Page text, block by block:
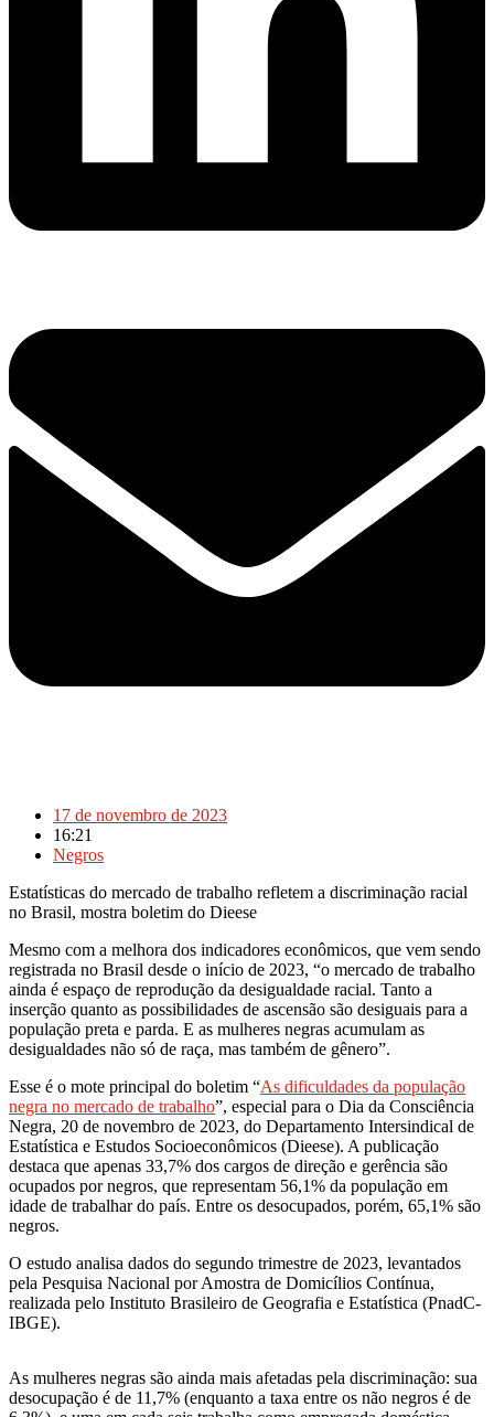
17 de novembro de 2023
16:21
Negros
Estatísticas do mercado de trabalho refletem a discriminação racial
no Brasil, mostra boletim do Dieese
Mesmo com a melhora dos indicadores econômicos, que vem sendo
registrada no Brasil desde o início de 2023, “o mercado de trabalho
ainda é espaço de reprodução da desigualdade racial. Tanto a
inserção quanto as possibilidades de ascensão são desiguais para a
população preta e parda. E as mulheres negras acumulam as
desigualdades não só de raça, mas também de gênero”.
Esse é o mote principal do boletim “As dificuldades da população
negra no mercado de trabalho”, especial para o Dia da Consciência
Negra, 20 de novembro de 2023, do Departamento Intersindical de
Estatística e Estudos Socioeconômicos (Dieese). A publicação
destaca que apenas 33,7% dos cargos de direção e gerência são
ocupados por negros, que representam 56,1% da população em
idade de trabalhar do país. Entre os desocupados, porém, 65,1% são
negros.
O estudo analisa dados do segundo trimestre de 2023, levantados
pela Pesquisa Nacional por Amostra de Domicílios Contínua,
realizada pelo Instituto Brasileiro de Geografia e Estatística (PnadC-
IBGE).
As mulheres negras são ainda mais afetadas pela discriminação: sua
desocupação é de 11,7% (enquanto a taxa entre os não negros é de